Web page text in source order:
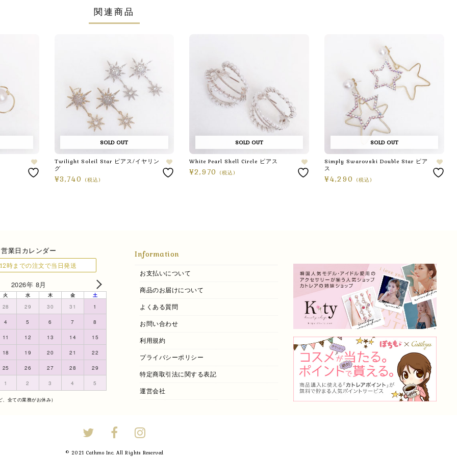
関連商品
SOLD OUT
Twilight Soleil Star ピアス/イヤリン
グ
¥3,740 (税込)
SOLD OUT
White Pearl Shell Circle ピアス
¥2,970 (税込)
SOLD OUT
Simply Swarovski Double Star ピア
ス
¥4,290 (税込)
営業日カレンダー
時までの注文で当日発送
2026年 8月
火 水 木 金 土
28 29 30 31 1
4 5 6 7 8
11 12 13 14 15
18 19 20 21 22
25 26 27 28 29
1 2 3 4 5
全ての業務がお休み）
Information
お支払いについて
商品のお届けについて
よくある質問
お問い合わせ
利用規約
プライバシーポリシー
特定商取引法に関する表記
運営会社
© 2021 Cathmo Inc. All Rights Reserved